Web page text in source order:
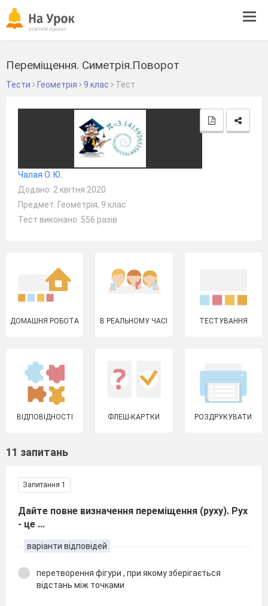
Переміщення. Симетрія.Поворот
Тести Геометрія 9 клас Тест
Чалая О. Ю.
Додано: 2 квітня 2020
Предмет: Геометрія, 9 клас
Тест виконано: 556 разів
ДОМАШНЯ РОБОТА В РЕАЛЬНОМУ ЧАСІ ТЕСТУВАННЯ
ВІДПОВІДНОСТІ ФЛЕШ-КАРТКИ РОЗДРУКУВАТИ
11 запитань
Запитання 1
Дайте повне визначення переміщення (руху). Рух
- це ...
варіанти відповідей
перетворення фігури , при якому зберігається
відстань між точками